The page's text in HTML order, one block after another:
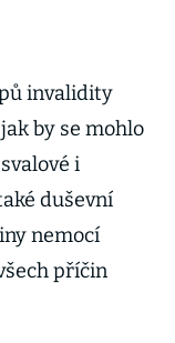
invalidity
by se mohlo
i
duševní
nemocí
příčin